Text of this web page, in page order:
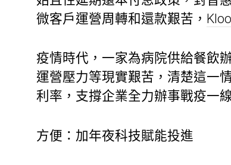
微客戶運營周轉和還款艱苦，
疫情時代，一家為病院供給餐飲
運營壓力等現實艱苦，清楚這一
利率，支撐企業全力辦事戰疫一
方便：加年夜科技賦能投進